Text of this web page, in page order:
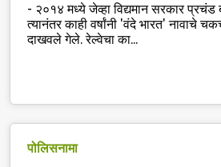
- २०१४ मध्ये जेव्हा विद्यमान सरकार
त्यानंतर काही वर्षांनी 'वंदे भारत' नावाचे
दाखवले गेले. रेल्वेचा का...
पोलिसनामा